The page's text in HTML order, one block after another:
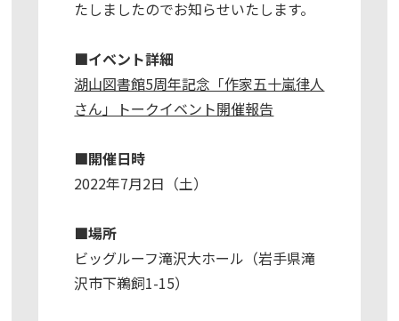
たしましたのでお知らせいたします。
■イベント詳細
湖山図書館5周年記念「作家五十嵐律人
さん」トークイベント開催報告
■開催日時
2022年7月2日（土）
■場所
ビッグルーフ滝沢大ホール（岩手県滝
沢市下鵜飼1-15）